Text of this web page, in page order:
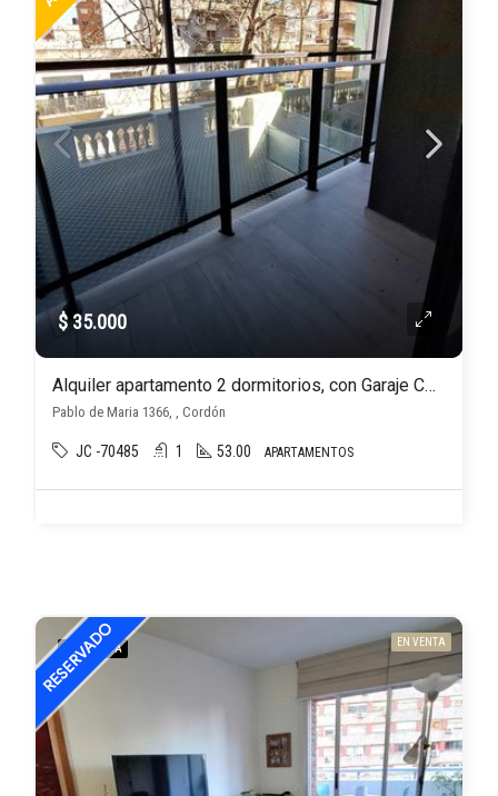
$ 35.000
Alquiler apartamento 2 dormitorios, con Garaje CORDON
Pablo de Maria 1366, , Cordón
JC -70485 1 53.00 APARTAMENTOS
DESTACADA
EN VENTA